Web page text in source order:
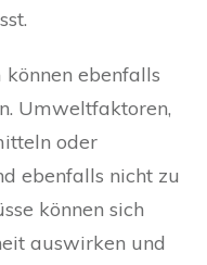
ebenfalls
Umweltfaktoren,
oder
ebenfalls nicht zu
können sich
auswirken und